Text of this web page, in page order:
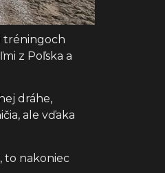
tréningoch
z Poľska a
dráhe,
ale vďaka
to nakoniec